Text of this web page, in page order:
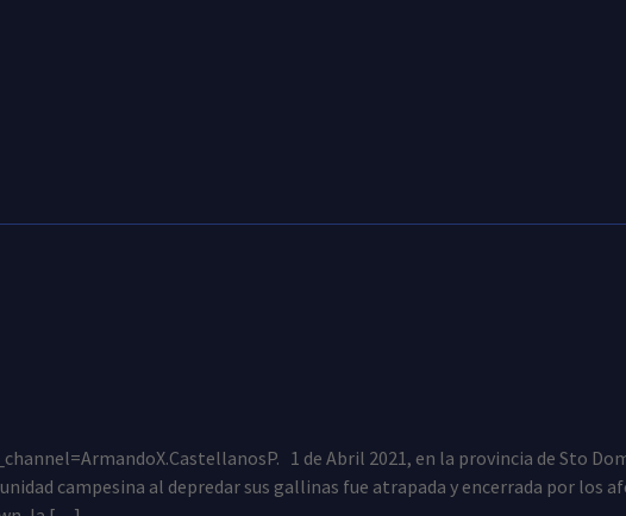
1 de Abril 2021, en la provincia de Sto
campesina al depredar sus gallinas fue atrapada y encerrada por los